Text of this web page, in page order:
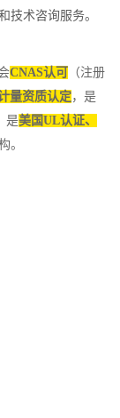
技术咨询服务。
CNAS认可 （注册
量资质认定，是
是美国UL认证、
。